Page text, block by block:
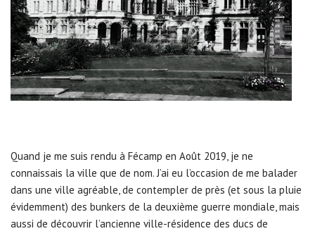
Quand je me suis rendu à Fécamp en Août 2019, je ne
connaissais la ville que de nom. J’ai eu l’occasion de me balader
dans une ville agréable, de contempler de près (et sous la pluie
évidemment) des bunkers de la deuxième guerre mondiale, mais
aussi de découvrir l’ancienne ville-résidence des ducs de